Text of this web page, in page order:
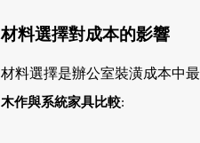
材料選擇對成本的影響
材料選擇是辦公室裝潢成本中
木作與系統家具比較: